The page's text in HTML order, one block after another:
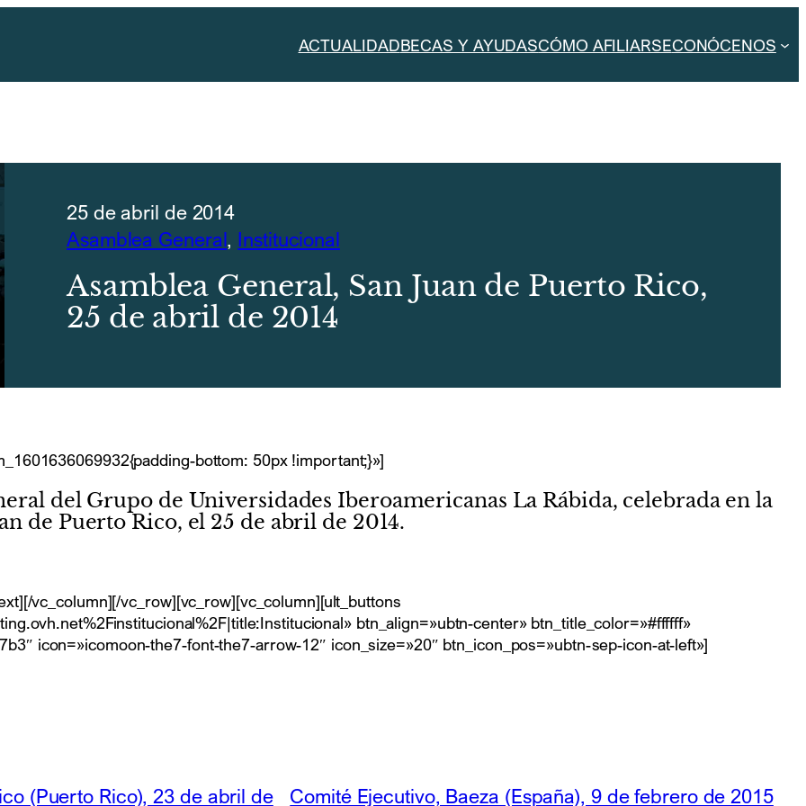
ACTUALIDADBECAS Y AYUDASCÓMO AFILIARSECONÓCENOS
25 de abril de 2014
Asamblea General, Institucional
Asamblea General, San Juan de Puerto Rico,
25 de abril de 2014
bottom: 50px !important;}»]
del Grupo de Universidades Iberoamericanas La Rábida, celebrada en la
de Puerto Rico, el 25 de abril de 2014.
vc_column][/vc_row][vc_row][vc_column][ult_buttons
btn_align=»ubtn-center» btn_title_color=»#ffffff»
icon=»icomoon-the7-font-the7-arrow-12″ icon_size=»20″ btn_icon_pos=»ubtn-sep-icon-at-left»]
(Puerto Rico), 23 de abril de
Comité Ejecutivo, Baeza (España), 9 de febrero de 2015